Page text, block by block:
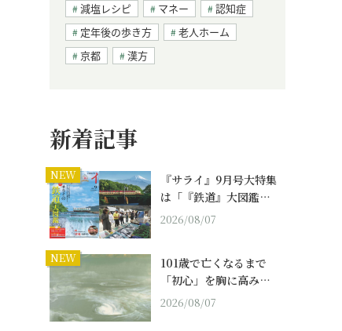
減塩レシピ
マネー
認知症
定年後の歩き方
老人ホーム
京都
漢方
新着記事
NEW
『サライ』9月号大特集
は「『鉄道』大図鑑…
2026/08/07
NEW
101歳で亡くなるまで
「初心」を胸に高み…
2026/08/07